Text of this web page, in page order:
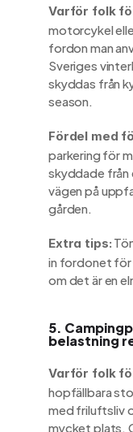
Varför folk
motorcykel
fordon man
Sveriges
skyddas från
season.
Fördel med
parkering för
skyddade från
vägen på
gården.
Extra tips:
in fordonet för
om det är en
5.
belastning
Varför folk
hopfällbara
med friluftsliv
mycket plats.